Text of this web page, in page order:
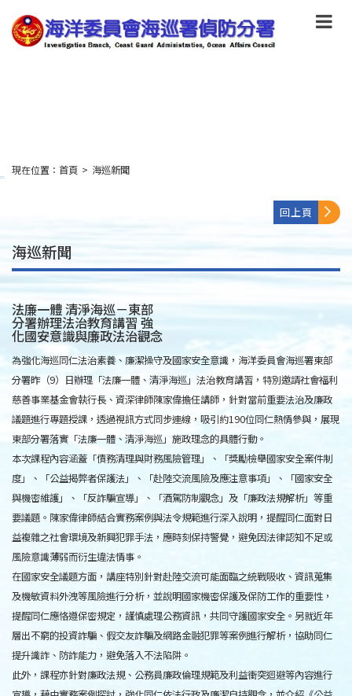
到
主
要
:::
現在位置： 首頁 > 海巡新聞
回上頁
海巡新聞
法廉一體 清淨海巡－東部
分署辦理法治教育講習 強
化國安意識與廉政法治觀念
為強化海巡同仁法治素養、廉潔操守及國家安全意識，海洋委員會海巡署東部
分署昨（9）日辦理「法廉一體、清淨海巡」法治教育講習，特別邀請社會福利
慈善事業基金會執行長、資深律師陳家偉擔任講師，針對當前重要法治及廉政
議題進行專題授課，透過視訊方式同步連線，吸引約190位同仁熱情參與，展現
東部分署落實「法廉一體、清淨海巡」施政理念的具體行動。
本次課程內容涵蓋「債務清理與財務風險管理」、「獎勵檢舉國家安全案件制
度」、「公益揭弊者保護法」、「赴陸交流風險及應注意事項」、「國家安全
與機密維護」、「反詐騙宣導」、「酒駕防制觀念」及「廉政法規解析」等重
要議題。陳家偉律師結合實務案例與法令規範進行深入說明，提醒同仁面對日
益複雜之社會環境及新興犯罪手法，應時刻保持警覺，避免因法律認知不足或
風險意識薄弱而衍生違法情事。
在國家安全議題方面，講座特別針對赴陸交流可能面臨之統戰吸收、資訊蒐集
及機敏資料外洩等風險進行分析，並說明國家機密保護及保防工作的重要性，
提醒同仁應恪遵保密規定，謹慎處理公務資訊，共同守護國家安全。另就近年
層出不窮的投資詐騙、假交友詐騙及網路金融犯罪等案例進行解析，協助同仁
提升識詐、防詐能力，避免落入不法陷阱。
此外，課程亦針對廉政法規、公務員廉政倫理規範及利益衝突迴避等內容進行